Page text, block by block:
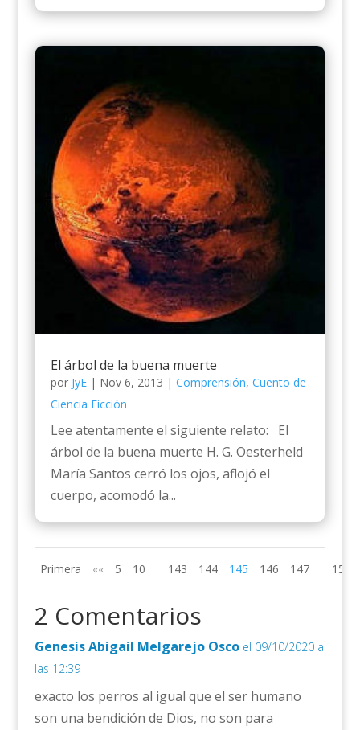
El árbol de la buena muerte
por JyE| Nov 6, 2013 | Comprensión, Cuento de
Ciencia Ficción
Lee atentamente el siguiente relato: El
árbol de la buena muerte H. G. Oesterheld
María Santos cerró los ojos, aflojó el
cuerpo, acomodó la...
Primera «« 5 10 143 144 145 146 147 150
2 Comentarios
Genesis Abigail Melgarejo Osco el 09/10/2020 a
las 12:39
exacto los perros al igual que el ser humano
son una bendición de Dios, no son para